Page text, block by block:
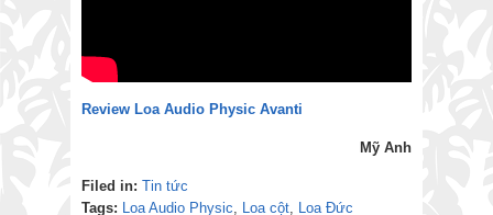
Review Loa Audio Physic Avanti
Mỹ Anh
Filed in: Tin tức
Tags:
Loa Audio Physic Loa cột Loa Đức